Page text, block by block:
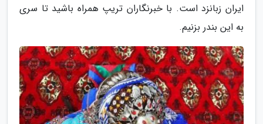
ایران زبانزد است. با خبرنگاران تریپ همراه باشید تا سری
به این بندر بزنیم.